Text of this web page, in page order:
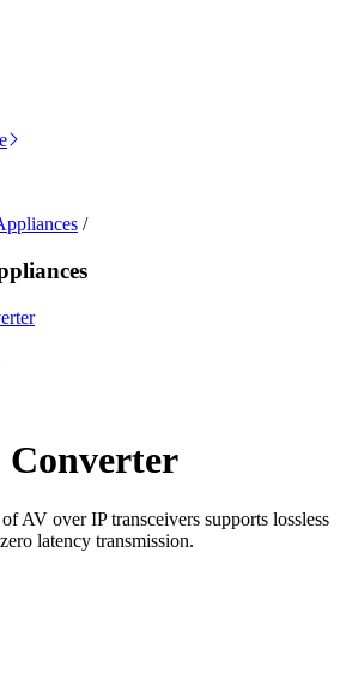
/
Converter
AV over IP transceivers supports lossless
latency transmission.